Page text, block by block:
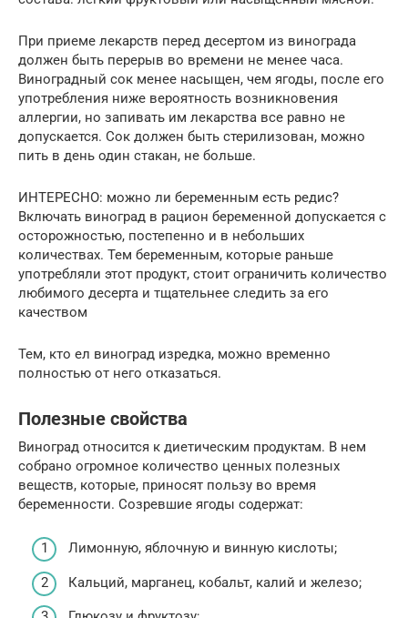
При приеме лекарств перед десертом из винограда
должен быть перерыв во времени не менее часа.
Виноградный сок менее насыщен, чем ягоды, после его
употребления ниже вероятность возникновения
аллергии, но запивать им лекарства все равно не
допускается. Сок должен быть стерилизован, можно
пить в день один стакан, не больше.
ИНТЕРЕСНО: можно ли беременным есть редис?
Включать виноград в рацион беременной допускается с
осторожностью, постепенно и в небольших
количествах. Тем беременным, которые раньше
употребляли этот продукт, стоит ограничить количество
любимого десерта и тщательнее следить за его
качеством
Тем, кто ел виноград изредка, можно временно
полностью от него отказаться.
Полезные свойства
Виноград относится к диетическим продуктам. В нем
собрано огромное количество ценных полезных
веществ, которые, приносят пользу во время
беременности. Созревшие ягоды содержат:
Лимонную, яблочную и винную кислоты;
Кальций, марганец, кобальт, калий и железо;